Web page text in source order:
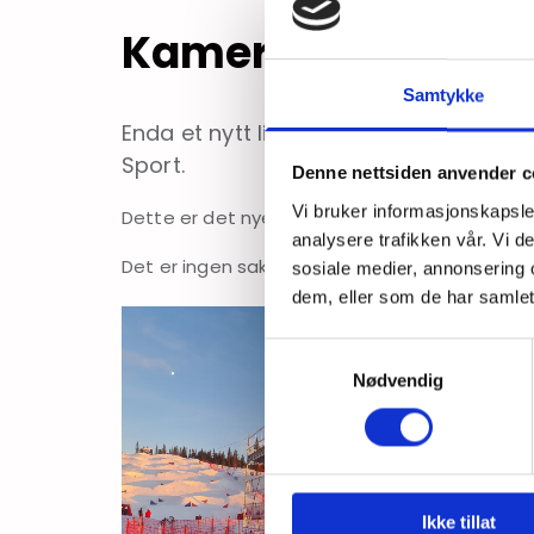
Samtykke
Denne nettsiden anvender
Vi bruker
analysere trafikken vår. Vi
sosiale medier,
dem, eller som de har
Nødvendig
Ikke tillat
Kamera tårn
Enda et nytt lite prosjekt i gang.
Sport.
Dette er det nye alu stillaset til Ramirent
Det er ingen sak for oss i Nordisk stillas å